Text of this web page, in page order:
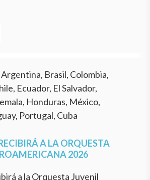
Argentina, Brasil, Colombia,
Ecuador, El Salvador,
Honduras, México,
Portugal, Cuba
A LA ORQUESTA
2026
a la Orquesta Juvenil